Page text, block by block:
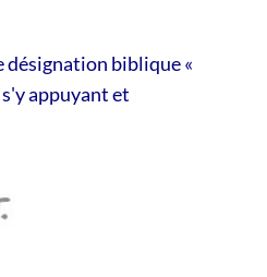
désignation biblique «
appuyant et